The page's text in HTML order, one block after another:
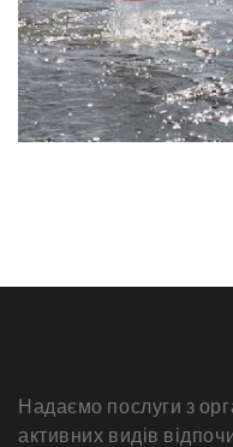
Надаємо послуги з
активних видів